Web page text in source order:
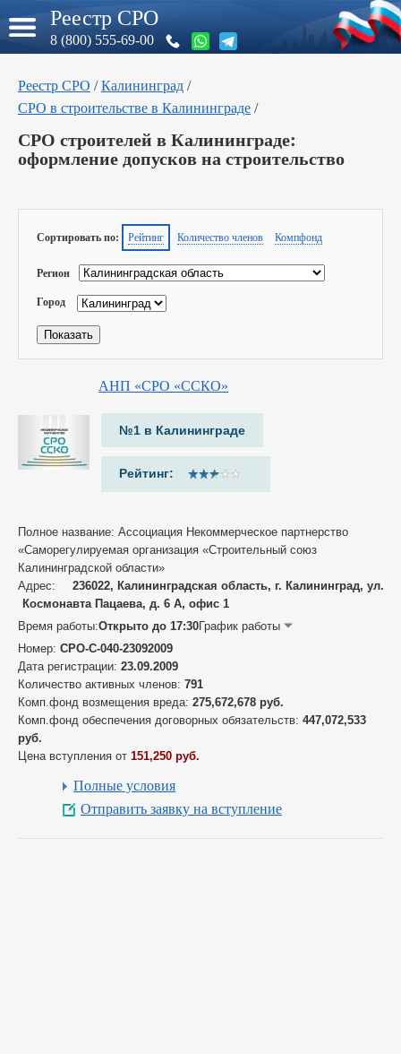
Реестр СРО
8 (800) 555-69-00
Реестр СРО /Калининград /
СРО в строительстве в Калининграде /
СРО строителей в Калининграде:
оформление допусков на строительство
Сортировать по: Рейтинг Количество членов Компфонд
Регион
Город
АНП «СРО «ССКО»
№1 в Калининграде
Рейтинг:
Полное название: Ассоциация Некоммерческое партнерство
«Саморегулируемая организация «Строительный союз
Калининградской области»
Адрес:
236022, Калининградская область, г. Калининград, ул.
Космонавта Пацаева, д. 6 А, офис 1
Время работы:Открыто до 17:30График работы
Номер: СРО-С-040-23092009
Дата регистрации: 23.09.2009
Количество активных членов: 791
Комп.фонд возмещения вреда: 275,672,678 руб.
Комп.фонд обеспечения договорных обязательств: 447,072,533
руб.
Цена вступления от 151,250 руб.
Полные условия
Отправить заявку на вступление